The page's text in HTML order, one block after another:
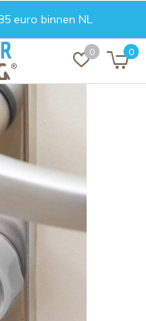
0 0
euro binnen NL